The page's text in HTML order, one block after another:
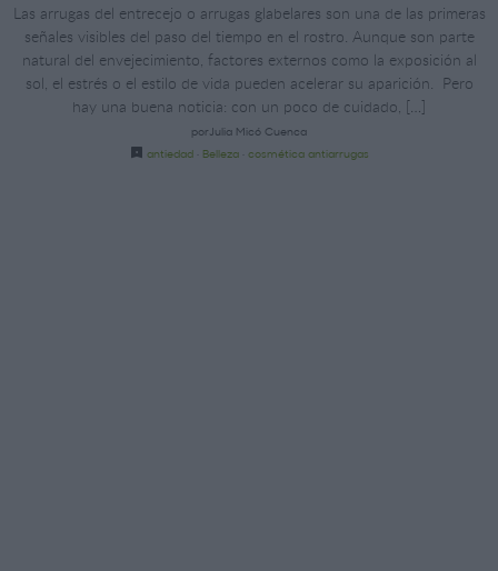
Las arrugas del entrecejo o arrugas glabelares son una de las primeras
señales visibles del paso del tiempo en el rostro. Aunque son parte
natural del envejecimiento, factores externos como la exposición al
sol, el estrés o el estilo de vida pueden acelerar su aparición. Pero
hay una buena noticia: con un poco de cuidado, […]
porJulia Micó Cuenca
antiedad· Belleza· cosmética antiarrugas